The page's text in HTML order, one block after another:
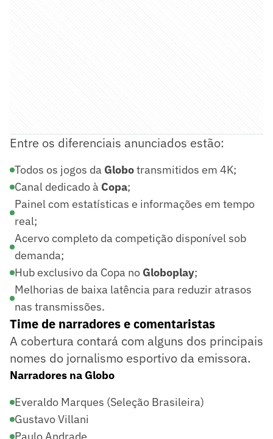
Entre os diferenciais anunciados estão:
Todos os jogos da Globotransmitidos em 4K;
Canal dedicado à Copa;
Painel com estatísticas e informações em tempo
real;
Acervo completo da competição disponível sob
demanda;
Hub exclusivo da Copa no Globoplay;
Melhorias de baixa latência para reduzir atrasos
nas transmissões.
Time de narradores e comentaristas
A cobertura contará com alguns dos principais
nomes do jornalismo esportivo da emissora.
Narradores na Globo
Everaldo Marques (Seleção Brasileira)
Gustavo Villani
Paulo Andrade